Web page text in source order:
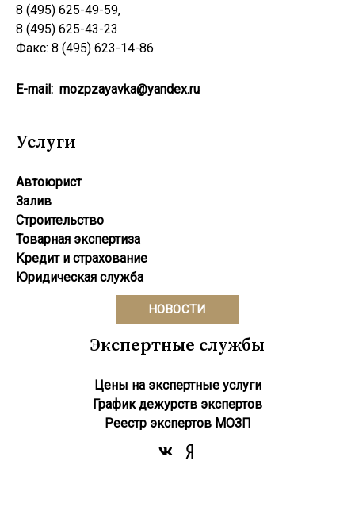
8 (495) 625-49-59,
8 (495) 625-43-23
Факс: 8 (495) 623-14-86
E-mail: mozpzayavka@yandex.ru
Услуги
Автоюрист
Залив
Строительство
Товарная экспертиза
Кредит и страхование
Юридическая служба
НОВОСТИ
Экспертные службы
Цены на экспертные услуги
График дежурств экспертов
Реестр экcпертов МОЗП